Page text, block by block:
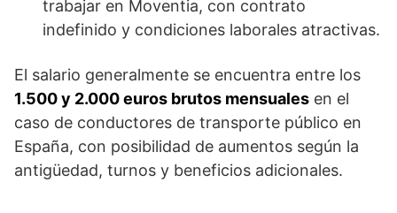
trabajar en Moventia, con contrato
indefinido y condiciones laborales atractivas.
El salario generalmente se encuentra entre los
1.500 y 2.000 euros brutos mensuales en el
caso de conductores de transporte público en
España, con posibilidad de aumentos según la
antigüedad, turnos y beneficios adicionales.